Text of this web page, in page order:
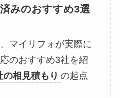
みのおすすめ3選
マイリフォが実際に
のおすすめ3社を紹
の相見積もり の起点